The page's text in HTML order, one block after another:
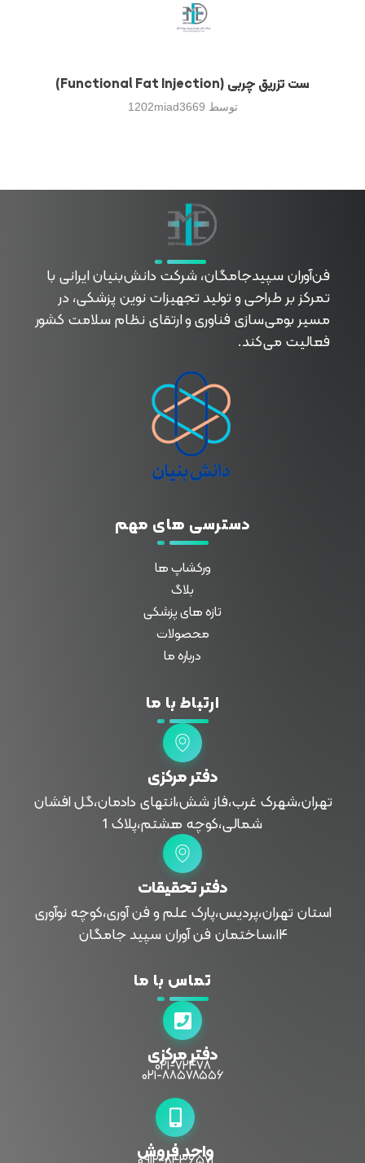
ست تزریق چربی (Functional Fat Injection)
توسط 1202miad3669
فناوران سپیدجامگان
طراح و تولیدکننده تجهیزات پیشرفته پزشکی با تمرکز بر نوآوری، بومی‌سازی و توسعه فناوری‌های سلامت
فن‌آوران سپیدجامگان، شرکت دانش‌بنیان ایرانی با
تمرکز بر طراحی و تولید تجهیزات نوین پزشکی، در
مسیر بومی‌سازی فناوری و ارتقای نظام سلامت کشور
فعالیت می‌کند.
دسترسی های مهم
ورکشاپ ها
بلاگ
تازه های پزشکی
محصولات
درباره ما
ارتباط با ما
دفتر مرکزی
تهران،شهرک غرب،فاز شش،انتهای دادمان،گل افشان
شمالی،کوچه هشتم،پلاک 1
دفتر تحقیقات
استان تهران،پردیس،پارک علم و فن آوری،کوچه نوآوری
۱۴،ساختمان فن آوران سپید جامگان
تماس با ما
دفتر مرکزی
۰۲۱-۷۲۴۷۸
۰۲۱-۸۸۵۷۸۵۵۶
واحد فروش